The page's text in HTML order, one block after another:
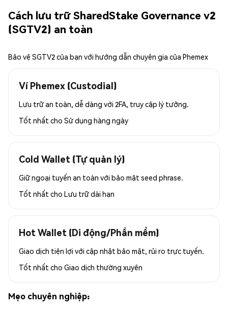
Cách lưu trữ SharedStake Governance v2
(SGTV2) an toàn
Bảo vệ SGTV2 của bạn với hướng dẫn chuyên gia của Phemex
Ví Phemex (Custodial)
Lưu trữ an toàn, dễ dàng với 2FA, truy cập lý tưởng.
Tốt nhất cho Sử dụng hàng ngày
Cold Wallet (Tự quản lý)
Giữ ngoại tuyến an toàn với bảo mật seed phrase.
Tốt nhất cho Lưu trữ dài hạn
Hot Wallet (Di động/Phần mềm)
Giao dịch tiện lợi với cập nhật bảo mật, rủi ro trực tuyến.
Tốt nhất cho Giao dịch thường xuyên
Mẹo chuyên nghiệp: